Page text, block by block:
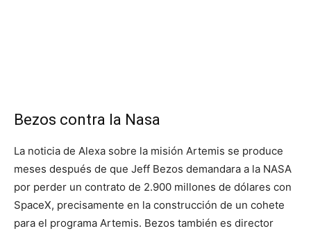
Bezos contra la Nasa
La noticia de Alexa sobre la misión Artemis se produce
meses después de que Jeff Bezos demandara a la NASA
por perder un contrato de 2.900 millones de dólares con
SpaceX, precisamente en la construcción de un cohete
para el programa Artemis. Bezos también es director